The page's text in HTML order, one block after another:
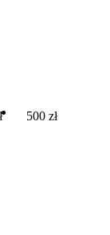
500 zł